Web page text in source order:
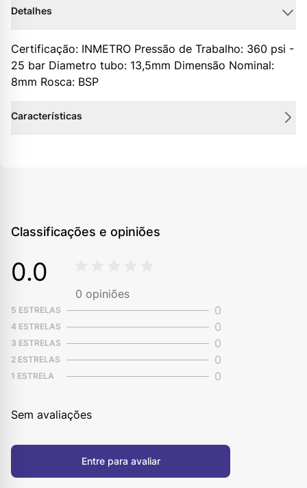
Detalhes
Certificação: INMETRO Pressão de Trabalho: 360 psi -
25 bar Diametro tubo: 13,5mm Dimensão Nominal:
8mm Rosca: BSP
Características
Classificações e opiniões
0.0
0 opiniões
5 ESTRELAS 0
4 ESTRELAS 0
3 ESTRELAS 0
2 ESTRELAS 0
1 ESTRELA 0
Sem avaliações
Entre para avaliar